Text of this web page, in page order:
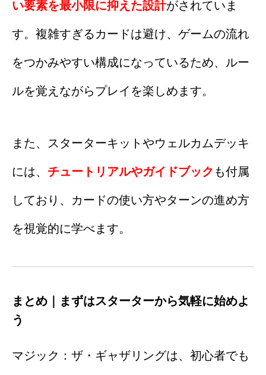
い要素を最小限に抑えた設計がされていま
す。複雑すぎるカードは避け、ゲームの流れ
をつかみやすい構成になっているため、ルー
ルを覚えながらプレイを楽しめます。
また、スターターキットやウェルカムデッキ
には、 チュートリアルやガイドブック も付属
しており、カードの使い方やターンの進め方
を視覚的に学べます。
まとめ｜まずはスターターから気軽に始めよ
う
マジック：ザ・ギャザリングは、初心者でも